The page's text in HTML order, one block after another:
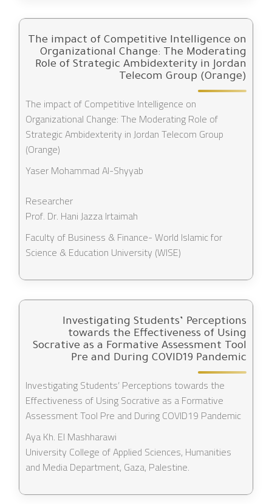
The impact of Competitive Intelligence on
Organizational Change: The Moderating
Role of Strategic Ambidexterity in Jordan
Telecom Group (Orange)
The impact of Competitive Intelligence on
Organizational Change: The Moderating Role of
Strategic Ambidexterity in Jordan Telecom Group
(Orange)
Yaser Mohammad Al-Shyyab
Researcher
Prof. Dr. Hani Jazza Irtaimah
Faculty of Business & Finance- World Islamic for
Science & Education University (WISE)
Investigating Students’ Perceptions
towards the Effectiveness of Using
Socrative as a Formative Assessment Tool
Pre and During COVID19 Pandemic
Investigating Students’ Perceptions towards the
Effectiveness of Using Socrative as a Formative
Assessment Tool Pre and During COVID19 Pandemic
Aya Kh. El Mashharawi
University College of Applied Sciences, Humanities
and Media Department, Gaza, Palestine.